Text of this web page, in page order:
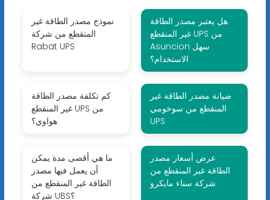
نموذج مصدر الطاقة غير
المنقطع من شركة
Rabat UPS
هل يعتبر مصدر الطاقة
غير المنقطع UPS من
Asuncion سهل
الاستخدام؟
كم تكلفة مصدر الطاقة
غير المنقطع UPS من
هواوي؟
صيانة مصدر الطاقة غير
المنقطع من سوخومي
UPS
ما هي أقصى مدة يمكن
أن يعمل فيها مصدر
الطاقة غير المنقطع من
شركة UBS؟
عرض أسعار مصدر
الطاقة غير المنقطع من
شركة سناء مايكرو